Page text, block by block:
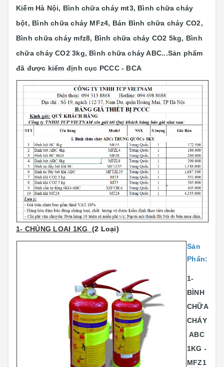
Kiếm Hà Nội, Bình chữa cháy mt3, Bình chữa cháy
bột, Bình chữa cháy MFz4, Bán Bình chữa cháy CO2,
Bình chữa cháy mfz8, Bình chữa cháy CO2 5kg, Bình
chữa cháy CO2 3kg, Bình chữa cháy ABC...Sản phẩm
đã được kiểm định cục PCCC - BCA
1- CHỦNG LOAI 1KG (2 Loại)
Sản
Phẩn:
1-
BÌNH
CHỮA
CHÁY
ABC
1KG -
MFZ1